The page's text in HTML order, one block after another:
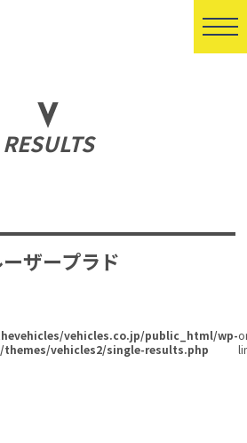
RESULTS
ザープラド
vehicles.co.jp/public_html/wp-
vehicles2/single-results.php